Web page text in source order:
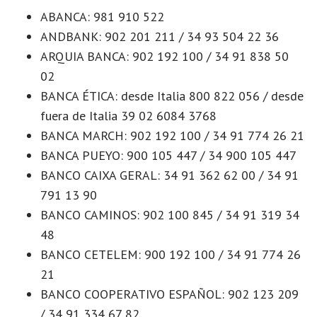
ABANCA: 981 910 522
ANDBANK: 902 201 211 / 34 93 504 22 36
ARQUIA BANCA: 902 192 100 / 34 91 838 50
02
BANCA ÉTICA: desde Italia 800 822 056 / desde
fuera de Italia 39 02 6084 3768
BANCA MARCH: 902 192 100 / 34 91 774 26 21
BANCA PUEYO: 900 105 447 / 34 900 105 447
BANCO CAIXA GERAL: 34 91 362 62 00 / 34 91
791 13 90
BANCO CAMINOS: 902 100 845 / 34 91 319 34
48
BANCO CETELEM: 900 192 100 / 34 91 774 26
21
BANCO COOPERATIVO ESPAÑOL: 902 123 209
/ 34 91 334 67 82